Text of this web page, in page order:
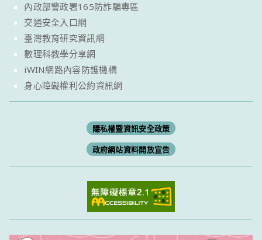
內政部警政署165防詐騙專區
交通安全入口網
臺灣教育研究資訊網
數理科教學分享網
iWIN網路內容防護機構
身心障礙權利公約資訊網
隱私權暨資訊安全政策
政府網站資料開放宣告